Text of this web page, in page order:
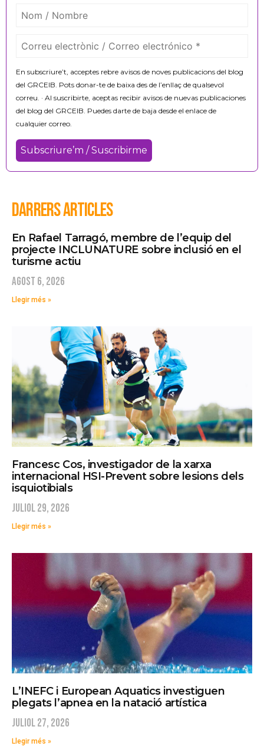
En subscriure’t, acceptes rebre avisos de noves publicacions del blog
del GRCEIB. Pots donar-te de baixa des de l’enllaç de qualsevol
correu. · Al suscribirte, aceptas recibir avisos de nuevas publicaciones
del blog del GRCEIB. Puedes darte de baja desde el enlace de
cualquier correo.
DARRERS ARTICLES
En Rafael Tarragó, membre de l’equip del
projecte INCLUNATURE sobre inclusió en el
turisme actiu
agost 6, 2026
Llegir més »
Francesc Cos, investigador de la xarxa
internacional HSI-Prevent sobre lesions dels
isquiotibials
juliol 29, 2026
Llegir més »
L’INEFC i European Aquatics investiguen
plegats l’apnea en la natació artística
juliol 27, 2026
Llegir més »